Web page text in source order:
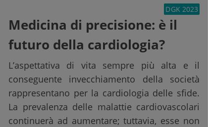
DGK 2023
Medicina di precisione: è il
futuro della cardiologia?
L’aspettativa di vita sempre più alta e il
conseguente invecchiamento della società
rappresentano per la cardiologia delle sfide.
La prevalenza delle malattie cardiovascolari
continuerà ad aumentare; tuttavia, esse non